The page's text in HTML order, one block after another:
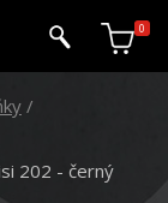
0
/
202 - černý